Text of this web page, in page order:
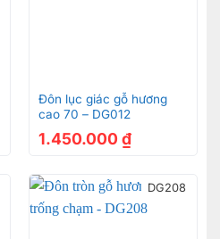
Đôn lục giác gỗ hương
cao 70 – DG012
1.450.000 ₫
DG208